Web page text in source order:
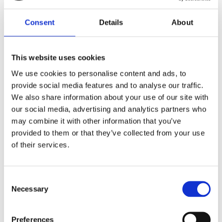
Consent Details About
This website uses cookies
We use cookies to personalise content and ads, to
provide social media features and to analyse our traffic.
We also share information about your use of our site with
our social media, advertising and analytics partners who
may combine it with other information that you’ve
provided to them or that they’ve collected from your use
of their services.
Selection
Necessary
Preferences
1. Taxi Brela
mob. +385 98 913 16 93
www.taxibrela.com
2. Taxi Hari
vl. Hari Jadrić, Bartola Kašića 56, Brela
mob. +385 98 66 76 61
3. Taxi Hrvoje
4. Taxi Stipe